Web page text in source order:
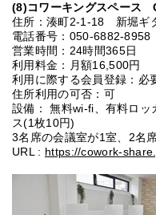
(8)コワーキングスペース
住所：湊町2-1-18 新堀ギ
電話番号：050-6882-8958
営業時間：24時間365日
利用料金：月額16,500円
利用に際する会員登録：必
住所利用の可否：可
設備： 無料wi-fi、有料ロ
ス(1枚10円)
3名席の会議室が1室、2名
URL : https://cowork-